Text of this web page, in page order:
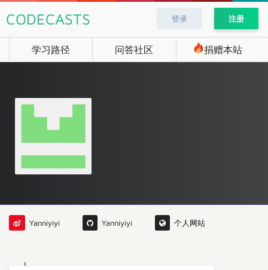
CODECASTS 登录 注册
学习路径 问答社区 捐赠本站
Yanniyiyi Yanniyiyi 个人网站